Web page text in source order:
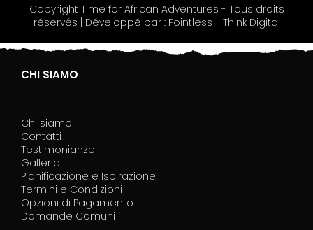
h
i
s
f
l
d
b
l
a
n
k
.
Copyright Time for African Adventures - Tous droits
réservés | Développé par : Pointless - Think Digital
CHI SIAMO
Chi siamo
Contatti
Testimonianze
Galleria
Pianificazione e Ispirazione
Termini e Condizioni
Opzioni di Pagamento
Domande Comuni